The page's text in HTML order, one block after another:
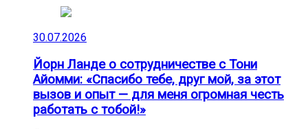
30.07.2026
Йорн Ланде о сотрудничестве с Тони
Айомми: «Спасибо тебе, друг мой, за этот
вызов и опыт — для меня огромная честь
работать с тобой!»